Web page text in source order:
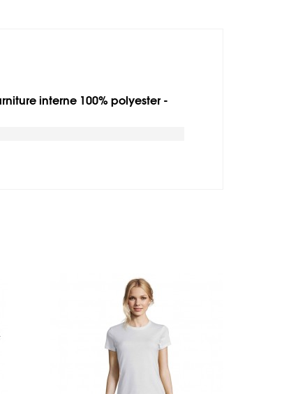
interne 100% polyester -